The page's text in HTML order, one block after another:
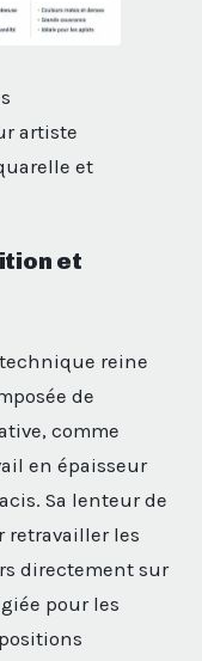
artiste
et
et
reine
de
comme
en épaisseur
Sa lenteur de
retravailler les
directement sur
pour les